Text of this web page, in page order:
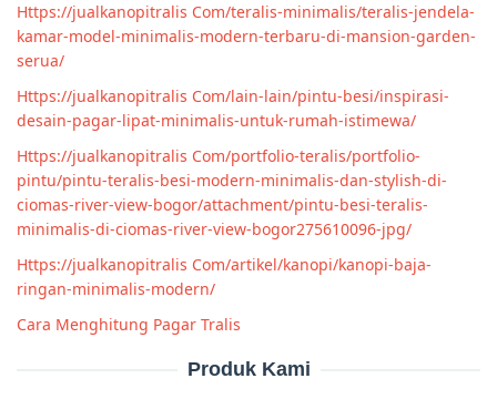
Https://jualkanopitralis Com/teralis-minimalis/teralis-jendela-
kamar-model-minimalis-modern-terbaru-di-mansion-garden-
serua/
Https://jualkanopitralis Com/lain-lain/pintu-besi/inspirasi-
desain-pagar-lipat-minimalis-untuk-rumah-istimewa/
Https://jualkanopitralis Com/portfolio-teralis/portfolio-
pintu/pintu-teralis-besi-modern-minimalis-dan-stylish-di-
ciomas-river-view-bogor/attachment/pintu-besi-teralis-
minimalis-di-ciomas-river-view-bogor275610096-jpg/
Https://jualkanopitralis Com/artikel/kanopi/kanopi-baja-
ringan-minimalis-modern/
Cara Menghitung Pagar Tralis
Produk Kami